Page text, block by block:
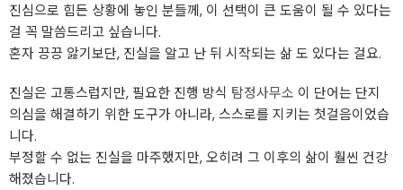
진심으로 힘든 상황에 놓인 분들께, 이 선택이 큰 도움이 될 수 있다는
걸 꼭 말씀드리고 싶습니다.
혼자 끙끙 앓기보단, 진실을 알고 난 뒤 시작되는 삶 도 있다는 걸요.
진실은 고통스럽지만, 필요한 진행 방식 탐정사무소 이 단어는 단지
의심을 해결하기 위한 도구가 아니라, 스스로를 지키는 첫걸음이었습
니다.
부정할 수 없는 진실을 마주했지만, 오히려 그 이후의 삶이 훨씬 건강
해졌습니다.